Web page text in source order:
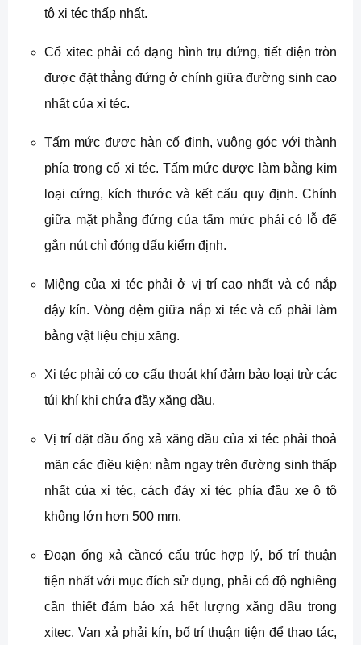
tô xi téc thấp nhất.
Cổ xitec phải có dạng hình trụ đứng, tiết diện tròn
được đặt thẳng đứng ở chính giữa đường sinh cao
nhất của xi téc.
Tấm mức được hàn cố định, vuông góc với thành
phía trong cổ xi téc. Tấm mức được làm bằng kim
loại cứng, kích thước và kết cấu quy định. Chính
giữa mặt phẳng đứng của tấm mức phải có lỗ để
gắn nút chì đóng dấu kiểm định.
Miệng của xi téc phải ở vị trí cao nhất và có nắp
đậy kín. Vòng đệm giữa nắp xi téc và cổ phải làm
bằng vật liệu chịu xăng.
Xi téc phải có cơ cấu thoát khí đảm bảo loại trừ các
túi khí khi chứa đầy xăng dầu.
Vị trí đặt đầu ống xả xăng dầu của xi téc phải thoả
mãn các điều kiện: nằm ngay trên đường sinh thấp
nhất của xi téc, cách đáy xi téc phía đầu xe ô tô
không lớn hơn 500 mm.
Đoạn ống xả cầncó cấu trúc hợp lý, bố trí thuận
tiện nhất với mục đích sử dụng, phải có độ nghiêng
cần thiết đảm bảo xả hết lượng xăng dầu trong
xitec. Van xả phải kín, bố trí thuận tiện để thao tác,